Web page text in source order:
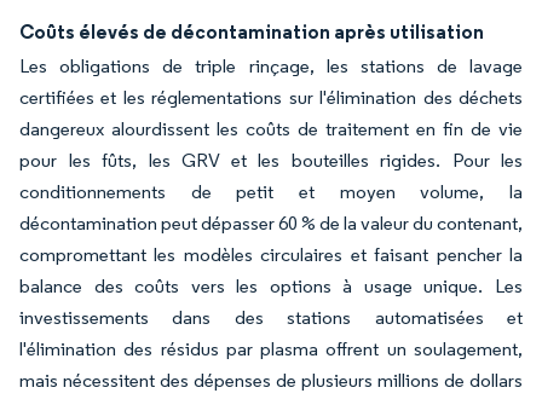
Coûts élevés de décontamination après utilisation
Les obligations de triple rinçage, les stations de lavage
certifiées et les réglementations sur l'élimination des déchets
dangereux alourdissent les coûts de traitement en fin de vie
pour les fûts, les GRV et les bouteilles rigides. Pour les
conditionnements de petit et moyen volume, la
décontamination peut dépasser 60 % de la valeur du contenant,
compromettant les modèles circulaires et faisant pencher la
balance des coûts vers les options à usage unique. Les
investissements dans des stations automatisées et
l'élimination des résidus par plasma offrent un soulagement,
mais nécessitent des dépenses de plusieurs millions de dollars